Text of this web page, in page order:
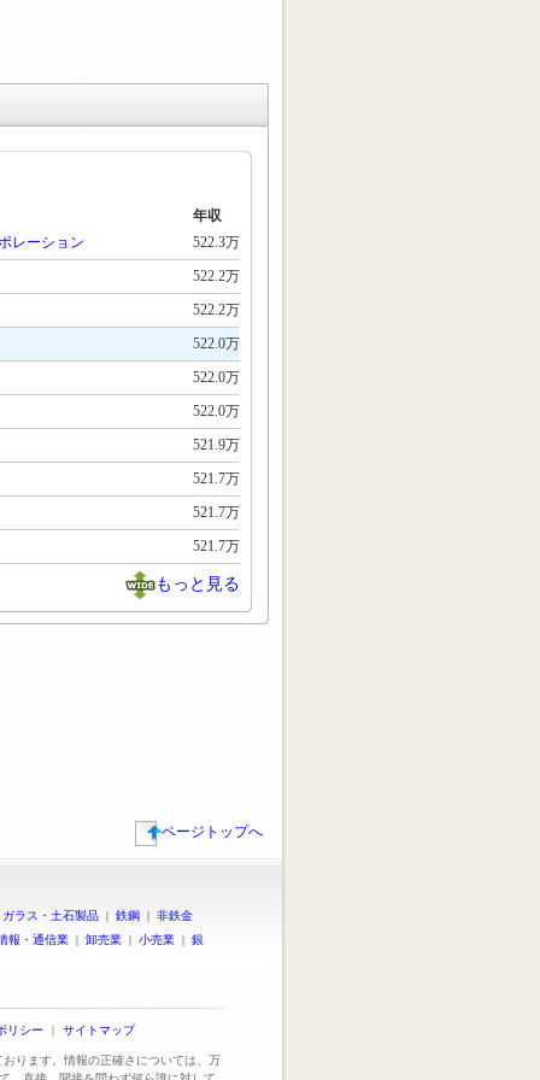
年収
レーション
522.3万
522.2万
522.2万
522.0万
522.0万
522.0万
521.9万
521.7万
521.7万
521.7万
もっと見る
ページトップへ
ガラス・土石製品 | 鉄鋼 | 非鉄金
報・通信業 | 卸売業 | 小売業 | 銀
リシー ｜ サイトマップ
ります。情報の正確さについては、万